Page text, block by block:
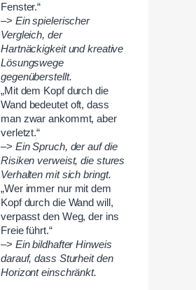
Fenster.“
–> Ein spielerischer
Vergleich, der
Hartnäckigkeit und kreative
Lösungswege
gegenüberstellt.
„Mit dem Kopf durch die
Wand bedeutet oft, dass
man zwar ankommt, aber
verletzt.“
–> Ein Spruch, der auf die
Risiken verweist, die stures
Verhalten mit sich bringt.
„Wer immer nur mit dem
Kopf durch die Wand will,
verpasst den Weg, der ins
Freie führt.“
–> Ein bildhafter Hinweis
darauf, dass Sturheit den
Horizont einschränkt.